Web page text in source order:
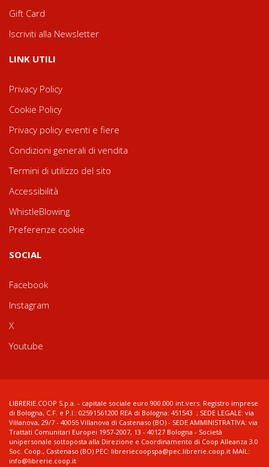
Gift Card
Iscriviti alla Newsletter
LINK UTILI
Privacy Policy
Cookie Policy
Privacy policy eventi e fiere
Condizioni generali di vendita
Termini di utilizzo del sito
Accessibilità
WhistleBlowing
Preferenze cookie
SOCIAL
Facebook
Instagram
X
Youtube
LIBRERIE.COOP S.p.a. - capitale sociale euro 900.000 int.vers. Registro imprese
di Bologna, C.F. e P.I.: 02591561200 REA di Bologna: 451543 ; SEDE LEGALE: via
Villanova, 29/7 - 40055 Villanova di Castenaso (BO) - SEDE AMMINISTRATIVA: via
Trattati Comunitari Europei 1957-2007, 13 - 40127 Bologna - Società
unipersonale sottoposta alla Direzione e Coordinamento di Coop Alleanza 3.0
Soc. Coop., Castenaso (BO) PEC: libreriecoopspa@pec.librerie.coop.it MAIL:
info@librerie.coop.it